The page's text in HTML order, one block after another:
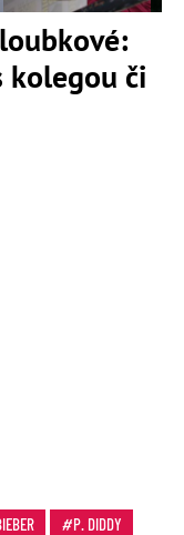
kolegou či
P. DIDDY